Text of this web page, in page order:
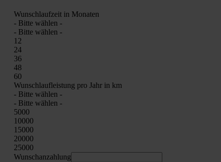
Wunsch­lauf­zeit in Mona­ten
- Bit­te wäh­len -
- Bit­te wäh­len -
12
24
36
48
60
Wunsch­lauf­leis­tung pro Jahr in km
- Bit­te wäh­len -
- Bit­te wäh­len -
5000
10000
15000
20000
25000
Wunschan­zah­lung